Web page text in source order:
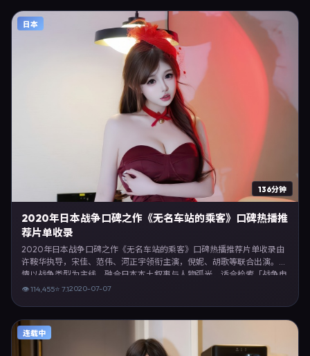
日本
136分钟
2020年日本战争口碑之作《无名车站的乘客》口碑热播推
荐片单收录
2020年日本战争口碑之作《无名车站的乘客》口碑热播推荐片单收录由
许鞍华执导，宋佳、范伟、河正宇领衔主演，倪妮、胡歌等联合出演。剧
情以战争类型为主线，融合日本本土叙事与人物弧光，适合检索「战争电
影 日本 许鞍华 宋佳」等关键词的观众。2020年7月7日日本首映礼举
👁114,455⭐ 7.12020-07-07
连载中